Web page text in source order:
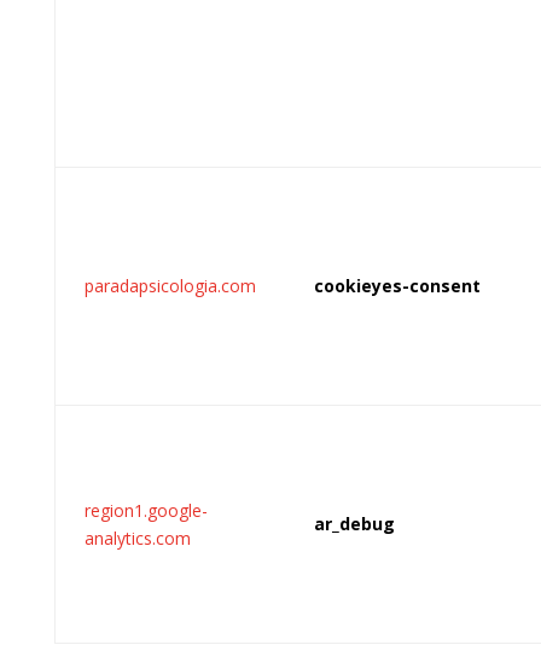
paradapsicologia.com cookieyes-consent
region1.google-
analytics.com
ar_debug